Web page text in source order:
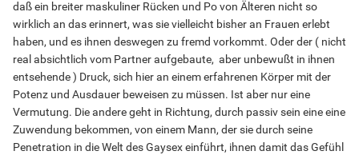
daß ein breiter maskuliner Rücken und Po von Älteren nicht so
wirklich an das erinnert, was sie vielleicht bisher an Frauen erlebt
haben, und es ihnen deswegen zu fremd vorkommt. Oder der ( nicht
real absichtlich vom Partner aufgebaute, aber unbewußt in ihnen
entsehende ) Druck, sich hier an einem erfahrenen Körper mit der
Potenz und Ausdauer beweisen zu müssen. Ist aber nur eine
Vermutung. Die andere geht in Richtung, durch passiv sein eine eine
Zuwendung bekommen, von einem Mann, der sie durch seine
Penetration in die Welt des Gaysex einführt, ihnen damit das Gefühl